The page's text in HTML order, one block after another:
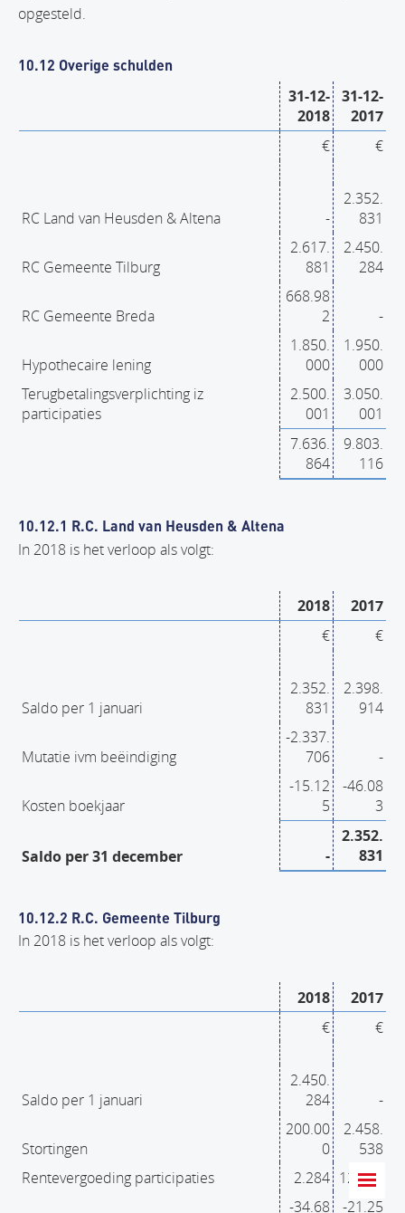
opgesteld.
10.12 Overige schulden
31-12-
2018
31-12-
2017
€
€
RC Land van Heusden & Altena -
2.352.
831
RC Gemeente Tilburg
2.617.
881
2.450.
284
RC Gemeente Breda
668.98
2
-
Hypothecaire lening
1.850.
000
1.950.
000
Terugbetalingsverplichting iz
participaties
2.500.
001
3.050.
001
7.636.
864
9.803.
116
10.12.1 R.C. Land van Heusden & Altena
In 2018 is het verloop als volgt:
2018
2017
€
€
Saldo per 1 januari
2.352.
831
2.398.
914
Mutatie ivm beëindiging
-2.337.
706
-
Kosten boekjaar
-15.12
5
-46.08
3
Saldo per 31 december -
2.352.
831
10.12.2 R.C. Gemeente Tilburg
In 2018 is het verloop als volgt:
2018
2017
€
€
Saldo per 1 januari
2.450.
284
-
Stortingen
200.00
0
2.458.
538
Rentevergoeding participaties
2.284 12.999
-34.68
-21.25